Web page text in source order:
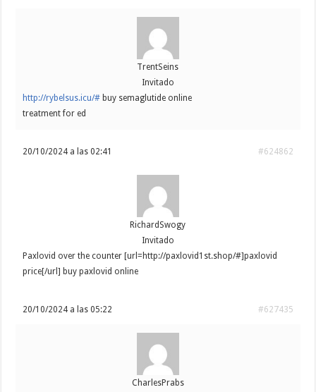
TrentSeins
Invitado
http://rybelsus.icu/# buy semaglutide online
treatment for ed
20/10/2024 a las 02:41 #624862
RichardSwogy
Invitado
Paxlovid over the counter [url=http://paxlovid1st.shop/#]paxlovid
price[/url] buy paxlovid online
20/10/2024 a las 05:22 #627435
CharlesPrabs